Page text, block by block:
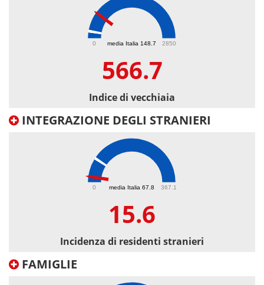
media Italia 148.7
0 2850
566.7
Indice di vecchiaia
INTEGRAZIONE DEGLI STRANIERI
media Italia 67.8
0 367.1
15.6
Incidenza di residenti stranieri
FAMIGLIE